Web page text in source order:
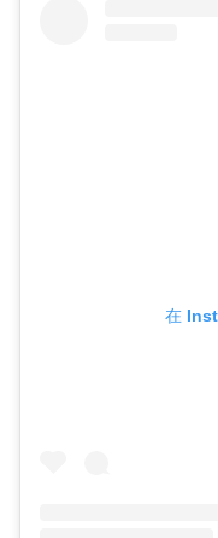
在